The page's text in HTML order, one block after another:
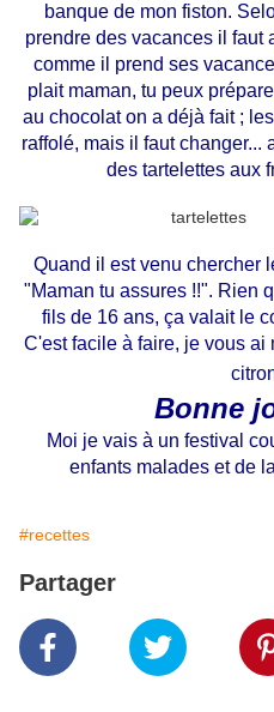
banque de mon fiston.
prendre des vacances il faut
comme il prend ses
plait maman, tu peux
au chocolat on a déjà fait ;
raffolé, mais il faut changer...
des tartelettes aux
Quand il est venu chercher
"Maman tu assures !!". Rien
fils de 16 ans, ça valait le
C'est facile à faire, je vous ai
Bonne
Moi je vais à un festival
enfants malades et de
#recettes
Partager